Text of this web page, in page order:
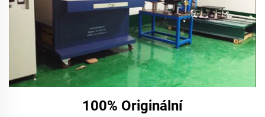
100% Originální